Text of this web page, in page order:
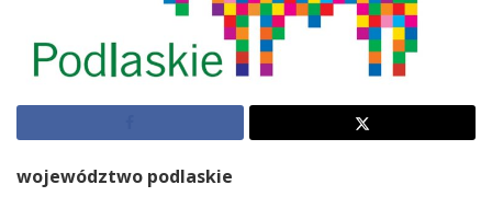
województwo podlaskie